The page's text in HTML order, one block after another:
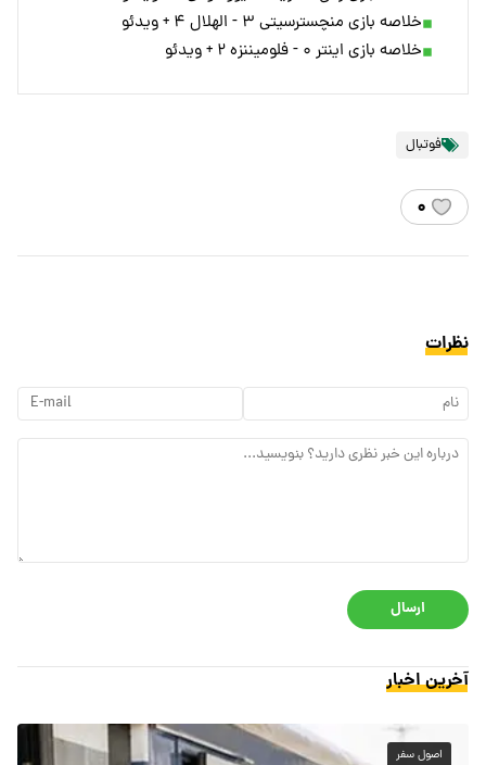
خلاصه بازی منچسترسیتی ۳ - الهلال ۴ + ویدئو
خلاصه بازی اینتر ۰ - فلومیننزه ۲ + ویدئو
فوتبال
۰
نظرات
ارسال
آخرین اخبار
اصول سفر